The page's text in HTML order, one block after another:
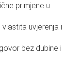
primjene u
uvjerenja i
bez dubine i